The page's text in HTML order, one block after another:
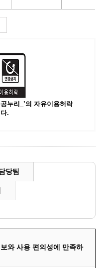
누리_’의 자유이용허락
.
당팀
와 사용 편의성에 만족하